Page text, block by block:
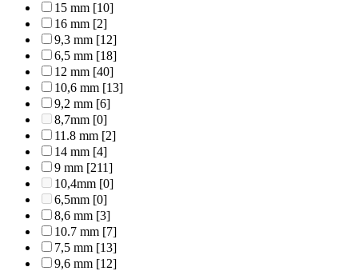
15 mm [10]
16 mm [2]
9,3 mm [12]
6,5 mm [18]
12 mm [40]
10,6 mm [13]
9,2 mm [6]
8,7mm [0]
11.8 mm [2]
14 mm [4]
9 mm [211]
10,4mm [0]
6,5mm [0]
8,6 mm [3]
10.7 mm [7]
7,5 mm [13]
9,6 mm [12]